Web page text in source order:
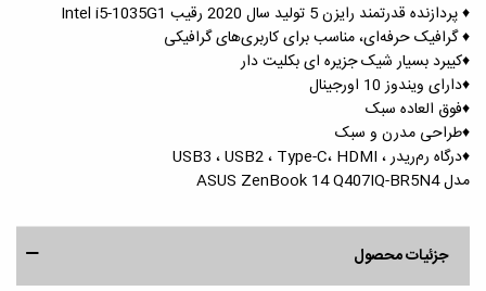
♦️ پردازنده قدرتمند رایزن 5 تولید سال 2020 رقیب Intel i5-1035G1
♦️ گرافیک حرفه‌ای، مناسب برای کاربری‌های گرافیکی
♦️کیبرد بسیار شیک جزیره ای بکلیت دار
♦️دارای ویندوز 10 اورجینال
♦️فوق العاده سبک
♦️طراحی مدرن و سبک
♦️درگاه رم‌ریدر ، USB3 ، USB2 ، Type-C، HDMI
مدل ASUS ZenBook 14 Q407IQ-BR5N4
جزئیات محصول